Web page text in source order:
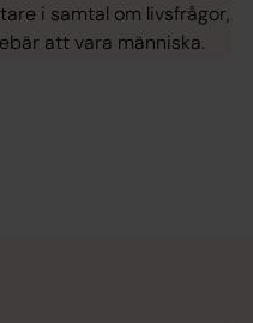
i samtal om livsfrågor,
att vara människa.